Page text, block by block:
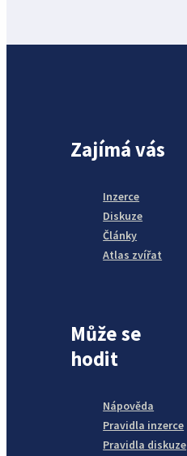
Zajímá vás
Inzerce
Diskuze
Články
Atlas zvířat
Může se
hodit
Nápověda
Pravidla inzerce
Pravidla diskuze